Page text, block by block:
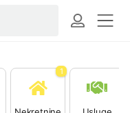
1